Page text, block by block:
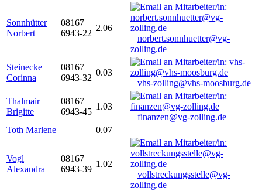
Sonnhütter
Norbert
08167
6943-22
2.06
norbert.sonnhuetter@vg-
zolling.de
Steinecke
Corinna
08167
6943-32
0.03
vhs-zolling@vhs-moosburg.de
Thalmair
Brigitte
08167
6943-45
1.03
finanzen@vg-zolling.de
Toth Marlene
0.07
Vogl
Alexandra
08167
6943-39
1.02
vollstreckungsstelle@vg-
zolling.de